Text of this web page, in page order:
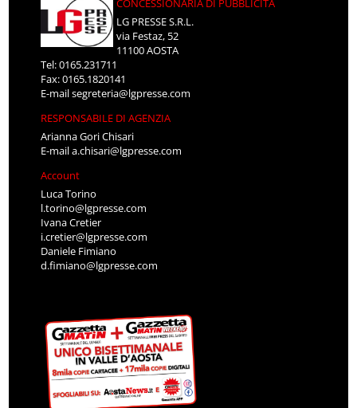
CONCESSIONARIA DI PUBBLICITÀ
LG PRESSE S.R.L.
via Festaz, 52
11100 AOSTA
Tel: 0165.231711
Fax: 0165.1820141
E-mailsegreteria@lgpresse.com
RESPONSABILE DI AGENZIA
Arianna Gori Chisari
E-maila.chisari@lgpresse.com
Account
Luca Torino
l.torino@lgpresse.com
Ivana Cretier
i.cretier@lgpresse.com
Daniele Fimiano
d.fimiano@lgpresse.com